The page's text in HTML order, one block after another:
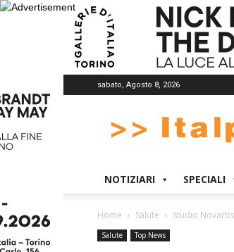
sabato, Agosto 8, 2026
NOTIZIARI SPECIALI
Home Salute Studio
Salute Top News